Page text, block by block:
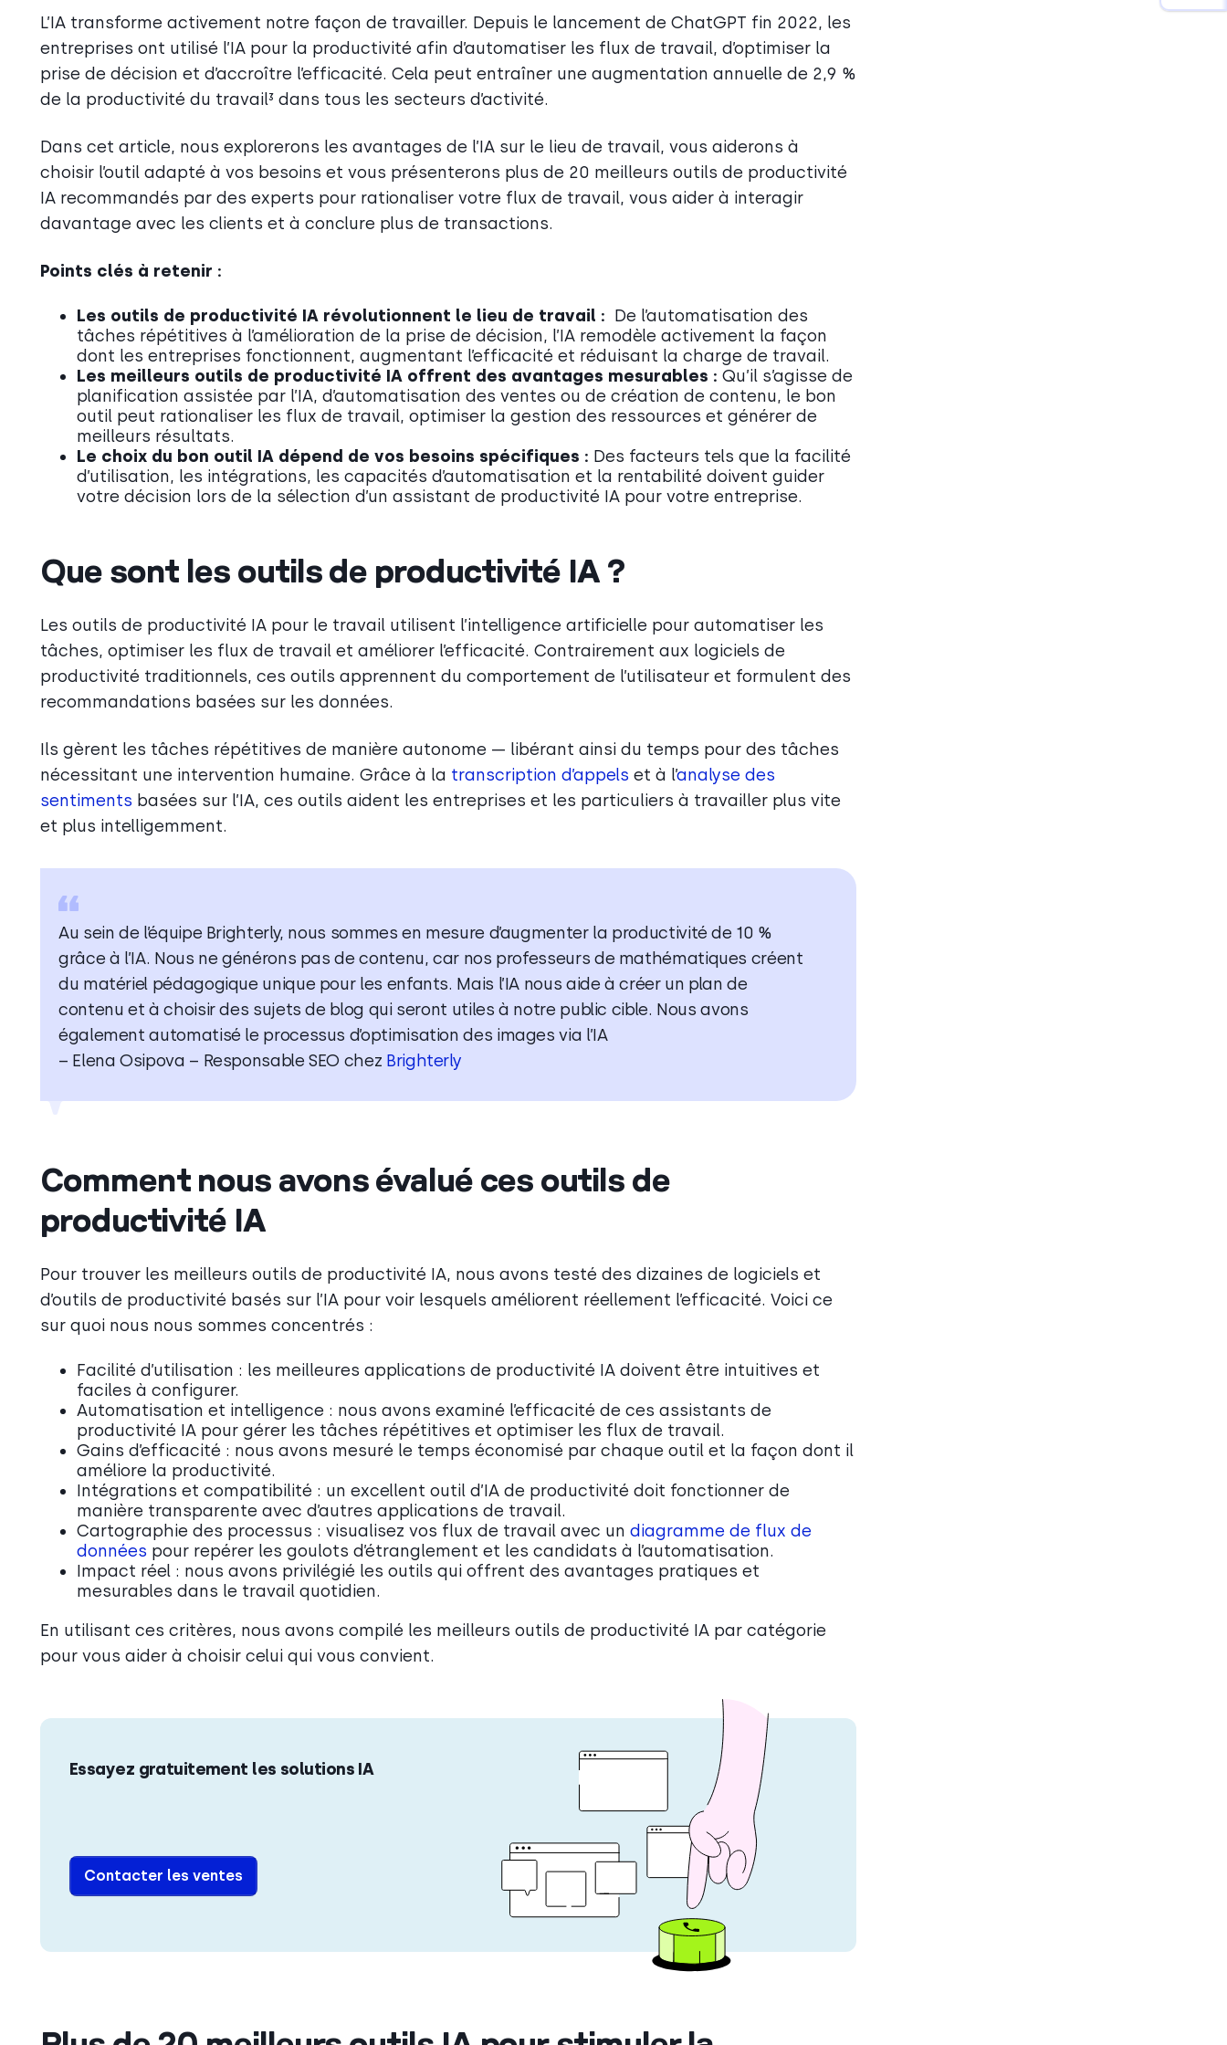
L’IA transforme activement notre façon de travailler. Depuis le lancement de ChatGPT fin 2022, les
entreprises ont utilisé l’IA pour la productivité afin d’automatiser les flux de travail, d’optimiser la
prise de décision et d’accroître l’efficacité. Cela peut entraîner une augmentation annuelle de 2,9 %
de la productivité du travail³ dans tous les secteurs d’activité.
Dans cet article, nous explorerons les avantages de l’IA sur le lieu de travail, vous aiderons à
choisir l’outil adapté à vos besoins et vous présenterons plus de 20 meilleurs outils de productivité
IA recommandés par des experts pour rationaliser votre flux de travail, vous aider à interagir
davantage avec les clients et à conclure plus de transactions.
Points clés à retenir :
Les outils de productivité IA révolutionnent le lieu de travail : De l’automatisation des
tâches répétitives à l’amélioration de la prise de décision, l’IA remodèle activement la façon
dont les entreprises fonctionnent, augmentant l’efficacité et réduisant la charge de travail.
Les meilleurs outils de productivité IA offrent des avantages mesurables : Qu’il s’agisse de
planification assistée par l’IA, d’automatisation des ventes ou de création de contenu, le bon
outil peut rationaliser les flux de travail, optimiser la gestion des ressources et générer de
meilleurs résultats.
Le choix du bon outil IA dépend de vos besoins spécifiques : Des facteurs tels que la facilité
d’utilisation, les intégrations, les capacités d’automatisation et la rentabilité doivent guider
votre décision lors de la sélection d’un assistant de productivité IA pour votre entreprise.
Que sont les outils de productivité IA ?
Les outils de productivité IA pour le travail utilisent l’intelligence artificielle pour automatiser les
tâches, optimiser les flux de travail et améliorer l’efficacité. Contrairement aux logiciels de
productivité traditionnels, ces outils apprennent du comportement de l’utilisateur et formulent des
recommandations basées sur les données.
Ils gèrent les tâches répétitives de manière autonome — libérant ainsi du temps pour des tâches
nécessitant une intervention humaine. Grâce à la transcription d’appels et à l’analyse des
sentiments basées sur l’IA, ces outils aident les entreprises et les particuliers à travailler plus vite
et plus intelligemment.
Au sein de l’équipe Brighterly, nous sommes en mesure d’augmenter la productivité de 10 %
grâce à l’IA. Nous ne générons pas de contenu, car nos professeurs de mathématiques créent
du matériel pédagogique unique pour les enfants. Mais l’IA nous aide à créer un plan de
contenu et à choisir des sujets de blog qui seront utiles à notre public cible. Nous avons
également automatisé le processus d’optimisation des images via l’IA
– Elena Osipova – Responsable SEO chez Brighterly
Comment nous avons évalué ces outils de
productivité IA
Pour trouver les meilleurs outils de productivité IA, nous avons testé des dizaines de logiciels et
d’outils de productivité basés sur l’IA pour voir lesquels améliorent réellement l’efficacité. Voici ce
sur quoi nous nous sommes concentrés :
Facilité d’utilisation : les meilleures applications de productivité IA doivent être intuitives et
faciles à configurer.
Automatisation et intelligence : nous avons examiné l’efficacité de ces assistants de
productivité IA pour gérer les tâches répétitives et optimiser les flux de travail.
Gains d’efficacité : nous avons mesuré le temps économisé par chaque outil et la façon dont il
améliore la productivité.
Intégrations et compatibilité : un excellent outil d’IA de productivité doit fonctionner de
manière transparente avec d’autres applications de travail.
Cartographie des processus : visualisez vos flux de travail avec un diagramme de flux de
données pour repérer les goulots d’étranglement et les candidats à l’automatisation.
Impact réel : nous avons privilégié les outils qui offrent des avantages pratiques et
mesurables dans le travail quotidien.
En utilisant ces critères, nous avons compilé les meilleurs outils de productivité IA par catégorie
pour vous aider à choisir celui qui vous convient.
Essayez gratuitement les solutions IA
Contacter les ventes